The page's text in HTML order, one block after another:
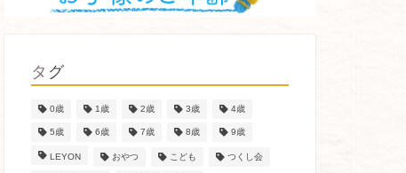
タグ
0歳 1歳 2歳 3歳 4歳
5歳 6歳 7歳 8歳 9歳
LEYON おやつ こども つくし会